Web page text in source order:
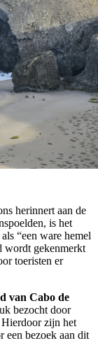
herinnert aan de
is het
“een ware hemel
wordt gekenmerkt
toeristen er
van Cabo de
bezocht door
Hierdoor zijn het
een bezoek aan dit